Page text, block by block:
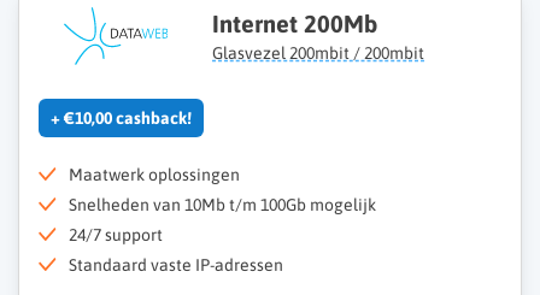
Internet 200Mb
Glasvezel 200mbit / 200mbit
+ €10,00 cashback!
Maatwerk oplossingen
Snelheden van 10Mb t/m 100Gb mogelijk
24/7 support
Standaard vaste IP-adressen